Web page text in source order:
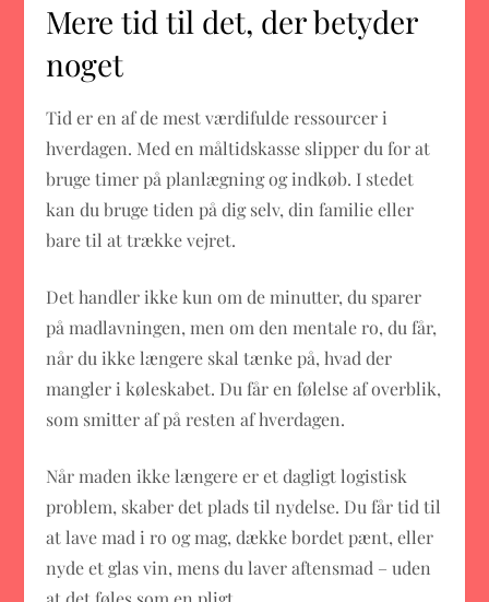
Mere tid til det, der betyder
noget
Tid er en af de mest værdifulde ressourcer i
hverdagen. Med en måltidskasse slipper du for at
bruge timer på planlægning og indkøb. I stedet
kan du bruge tiden på dig selv, din familie eller
bare til at trække vejret.
Det handler ikke kun om de minutter, du sparer
på madlavningen, men om den mentale ro, du får,
når du ikke længere skal tænke på, hvad der
mangler i køleskabet. Du får en følelse af overblik,
som smitter af på resten af hverdagen.
Når maden ikke længere er et dagligt logistisk
problem, skaber det plads til nydelse. Du får tid til
at lave mad i ro og mag, dække bordet pænt, eller
nyde et glas vin, mens du laver aftensmad – uden